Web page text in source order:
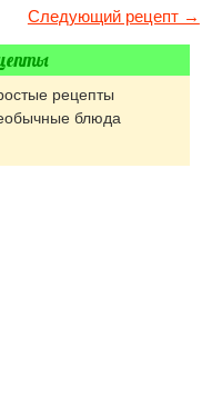
Следующий рецепт →
рецепты
блюда